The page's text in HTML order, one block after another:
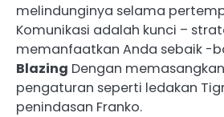
melindunginya selama
Komunikasi adalah kunci –
memanfaatkan Anda sebaik -
Blazing Dengan
pengaturan seperti ledakan
penindasan Franko.